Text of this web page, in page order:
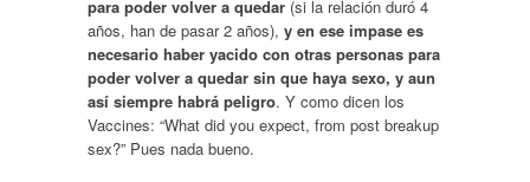
para poder volver a quedar(si la relación duró 4
años, han de pasar 2 años), y en ese impase es
necesario haber yacido con otras personas para
poder volver a quedar sin que haya sexo, y aun
así siempre habrá peligro. Y como dicen los
Vaccines: “What did you expect, from post breakup
sex?” Pues nada bueno.